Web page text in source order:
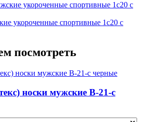
укороченные спортивные 1с20 с
укороченные спортивные 1с20 с
посмотреть
носки мужские В-21-с